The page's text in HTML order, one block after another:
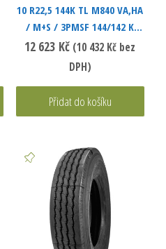
10 R22,5 144K TL M840 VA,HA
/ M+S / 3PMSF 144/142 K
BRIDGESTONE
12 623 Kč (10 432 Kč bez
DPH)
Přidat do košíku